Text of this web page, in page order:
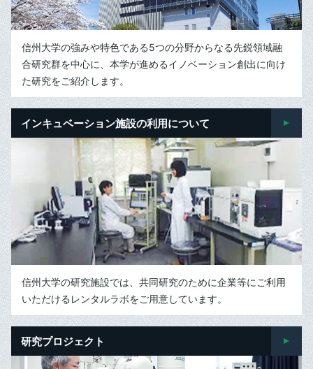
信州大学の強みや特色である5つの分野からなる先鋭領域融
合研究群を中心に、本学が進めるイノベーション創出に向け
た研究をご紹介します。
インキュベーション施設の利用について
信州大学の研究施設では、共同研究のために企業等にご利用
いただけるレンタルラボをご用意しています。
研究プロジェクト